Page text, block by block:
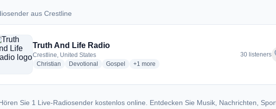
aus Crestline
aus Crestline
Truth And Life Radio
Crestline, United States
Christian radio stations
Devotional radio stations
Gospel radio stations
+1 more genres for Truth And Life Radio
more
30 listeners
Sie 1 Live-Radiosender kostenlos online. Entdecken Sie Musik, Nachrichten,